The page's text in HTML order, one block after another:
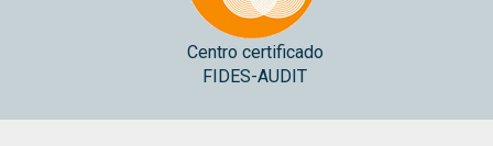
Centro certificado
FIDES-AUDIT